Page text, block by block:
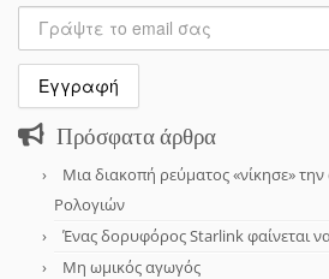
Πρόσφατα άρθρα
Μια διακοπή ρεύματος «νίκησε»
Ρολογιών
Ένας δορυφόρος Starlink φαίνεται να
Μη ωμικός αγωγός